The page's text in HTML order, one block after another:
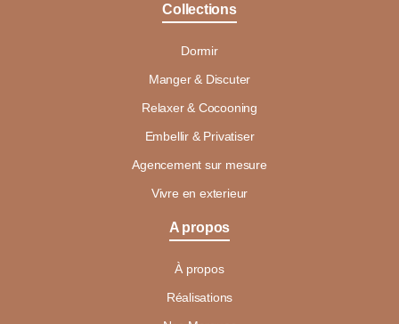
Collections
Dormir
Manger & Discuter
Relaxer & Cocooning
Embellir & Privatiser
Agencement sur mesure
Vivre en exterieur
A propos
À propos
Réalisations